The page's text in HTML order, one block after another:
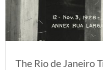
The Rio de Janeiro